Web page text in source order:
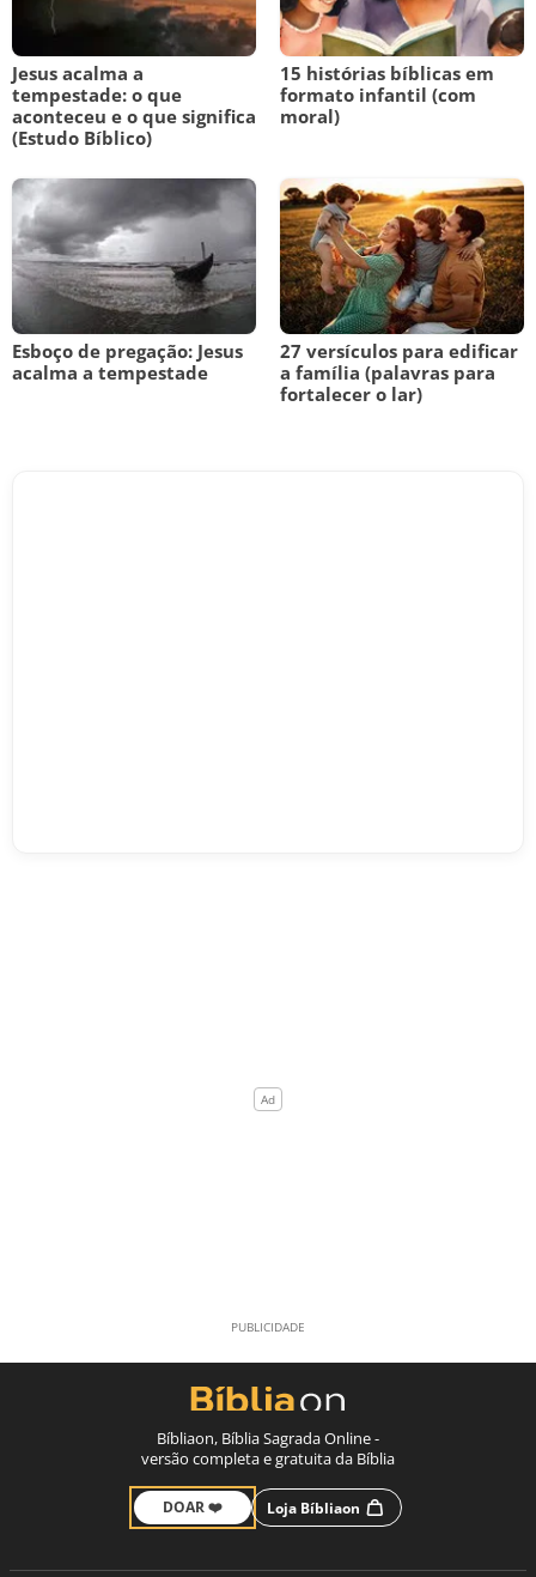
Jesus acalma a
tempestade: o que
aconteceu e o que significa
(Estudo Bíblico)
15 histórias bíblicas em
formato infantil (com
moral)
Esboço de pregação: Jesus
acalma a tempestade
27 versículos para edificar
a família (palavras para
fortalecer o lar)
Bíbliaon, Bíblia Sagrada Online -
versão completa e gratuita da Bíblia
DOAR ❤️ Loja Bíbliaon